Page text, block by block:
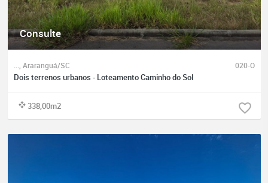
Consulte
..., Araranguá/SC 020-O
Dois terrenos urbanos - Loteamento Caminho do Sol
338,00m2